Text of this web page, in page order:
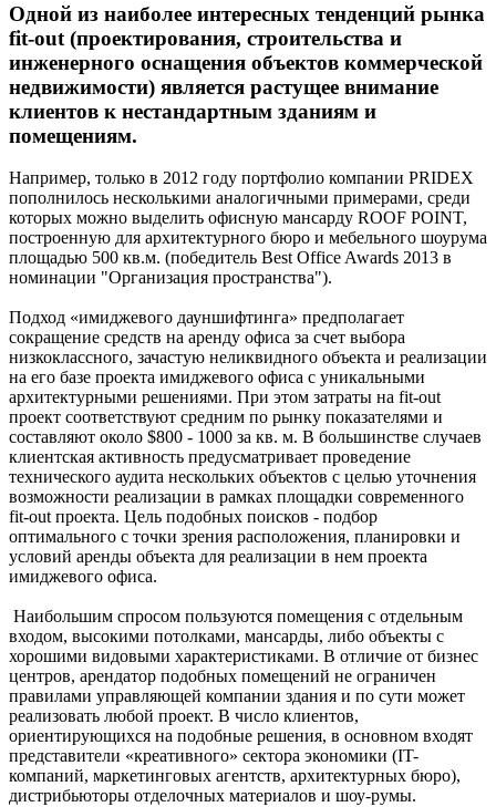
Одной из наиболее интересных тенденций рынка
fit-out (проектирования, строительства и
инженерного оснащения объектов коммерческой
недвижимости) является растущее внимание
клиентов к нестандартным зданиям и
помещениям.
Например, только в 2012 году портфолио компании PRIDEX
пополнилось несколькими аналогичными примерами, среди
которых можно выделить офисную мансарду ROOF POINT,
построенную для архитектурного бюро и мебельного шоурума
площадью 500 кв.м. (победитель Best Office Awards 2013 в
номинации "Организация пространства").
Подход «имиджевого дауншифтинга» предполагает
сокращение средств на аренду офиса за счет выбора
низкоклассного, зачастую неликвидного объекта и реализации
на его базе проекта имиджевого офиса с уникальными
архитектурными решениями. При этом затраты на fit-out
проект соответствуют средним по рынку показателями и
составляют около $800 - 1000 за кв. м. В большинстве случаев
клиентская активность предусматривает проведение
технического аудита нескольких объектов с целью уточнения
возможности реализации в рамках площадки современного
fit-out проекта. Цель подобных поисков - подбор
оптимального с точки зрения расположения, планировки и
условий аренды объекта для реализации в нем проекта
имиджевого офиса.
Наибольшим спросом пользуются помещения с отдельным
входом, высокими потолками, мансарды, либо объекты с
хорошими видовыми характеристиками. В отличие от бизнес
центров, арендатор подобных помещений не ограничен
правилами управляющей компании здания и по сути может
реализовать любой проект. В число клиентов,
ориентирующихся на подобные решения, в основном входят
представители «креативного» сектора экономики (IT-
компаний, маркетинговых агентств, архитектурных бюро),
дистрибьюторы отделочных материалов и шоу-румы.